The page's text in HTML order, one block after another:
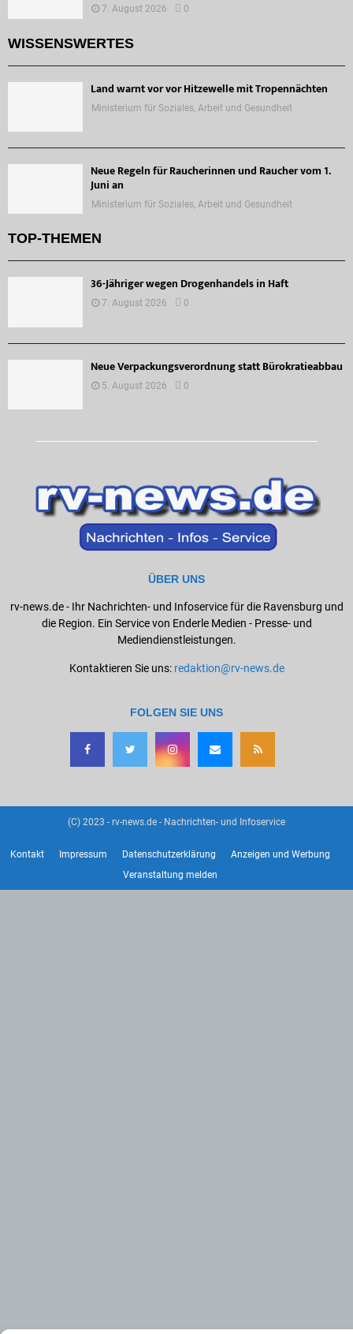
7. August 2026 0
WISSENSWERTES
Land warnt vor vor Hitzewelle mit Tropennächten
Ministerium für Soziales, Arbeit und Gesundheit
Neue Regeln für Raucherinnen und Raucher vom 1.
Juni an
Ministerium für Soziales, Arbeit und Gesundheit
TOP-THEMEN
36-Jähriger wegen Drogenhandels in Haft
7. August 2026 0
Neue Verpackungsverordnung statt Bürokratieabbau
5. August 2026 0
ÜBER UNS
rv-news.de - Ihr Nachrichten- und Infoservice für die Ravensburg und
die Region. Ein Service von Enderle Medien - Presse- und
Mediendienstleistungen.
Kontaktieren Sie uns: redaktion@rv-news.de
FOLGEN SIE UNS
(C) 2023 - rv-news.de - Nachrichten- und Infoservice
Kontakt Impressum Datenschutzerklärung
Anzeigen und Werbung
Veranstaltung melden